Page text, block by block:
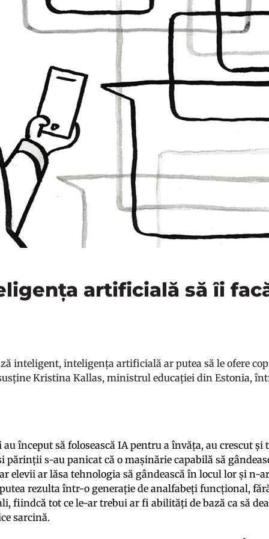
artificială să îi
inteligent, inteligența artificială ar putea să le ofere
Kristina Kallas, ministrul educației din Estonia,
au început să folosească IA pentru a învăța, au crescut
părinții s-au panicat că o mașinărie capabilă să
elevii ar lăsa tehnologia să gândească în locul lor și n-
rezulta într-o generație de analfabeți funcțional,
fiindcă tot ce le-ar trebui ar fi abilități de bază ca să
sarcină.